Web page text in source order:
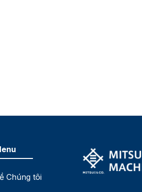
Chúng tôi